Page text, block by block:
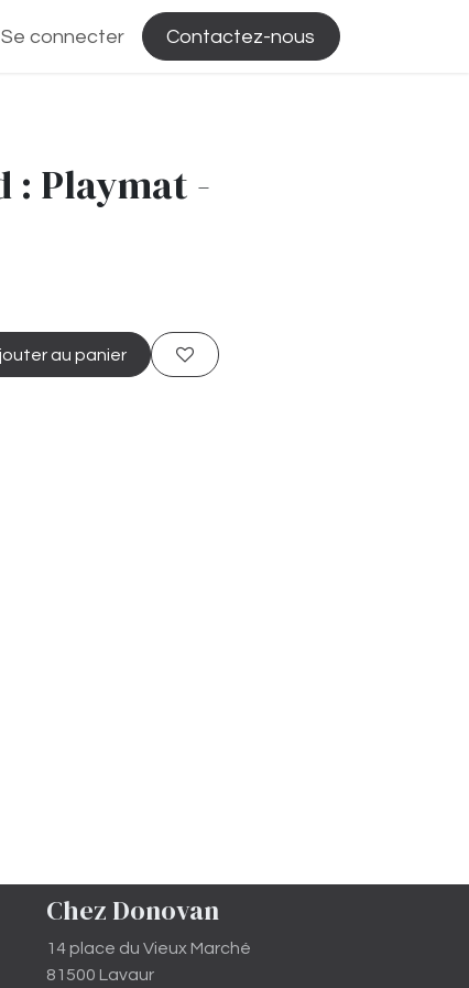
Se connecter Contactez-nous
: Playmat -
au panier
Chez Donovan
14 place du Vieux Marché
81500 Lavaur